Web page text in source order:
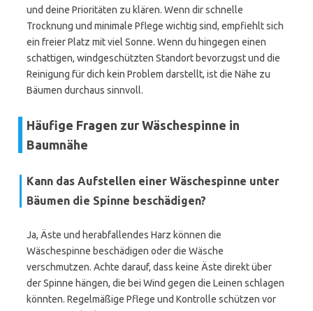
und deine Prioritäten zu klären. Wenn dir schnelle
Trocknung und minimale Pflege wichtig sind, empfiehlt sich
ein freier Platz mit viel Sonne. Wenn du hingegen einen
schattigen, windgeschützten Standort bevorzugst und die
Reinigung für dich kein Problem darstellt, ist die Nähe zu
Bäumen durchaus sinnvoll.
Häufige Fragen zur Wäschespinne in
Baumnähe
Kann das Aufstellen einer Wäschespinne unter
Bäumen die Spinne beschädigen?
Ja, Äste und herabfallendes Harz können die
Wäschespinne beschädigen oder die Wäsche
verschmutzen. Achte darauf, dass keine Äste direkt über
der Spinne hängen, die bei Wind gegen die Leinen schlagen
könnten. Regelmäßige Pflege und Kontrolle schützen vor